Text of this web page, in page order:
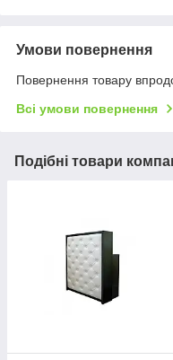
Умови повернення
Повернення товару
Всі умови повернення
Подібні товари